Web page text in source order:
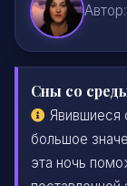
Автор:
Сны со
Явившиеся
большое
эта ночь